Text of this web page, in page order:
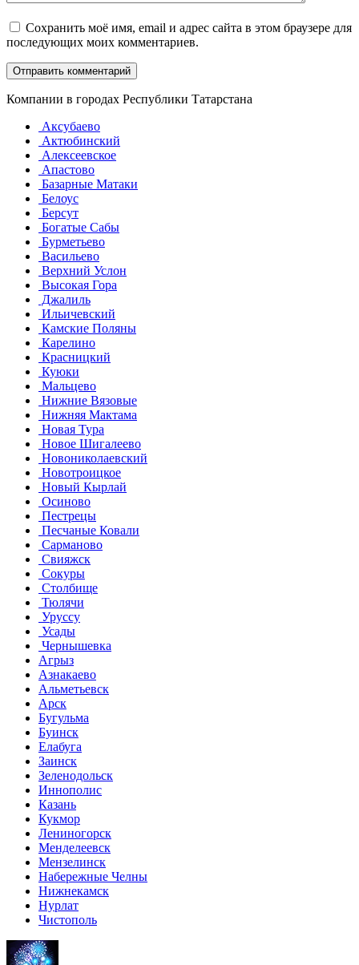
Сохранить моё имя, email и адрес сайта в этом браузере для
последующих моих комментариев.
Компании в городах Республики Татарстана
Аксубаево
Актюбинский
Алексеевское
Апастово
Базарные Матаки
Белоус
Берсут
Богатые Сабы
Бурметьево
Васильево
Верхний Услон
Высокая Гора
Джалиль
Ильичевский
Камские Поляны
Карелино
Красницкий
Куюки
Мальцево
Нижние Вязовые
Нижняя Мактама
Новая Тура
Новое Шигалеево
Новониколаевский
Новотроицкое
Новый Кырлай
Осиново
Пестрецы
Песчаные Ковали
Сарманово
Свияжск
Сокуры
Столбище
Тюлячи
Уруссу
Усады
Чернышевка
Агрыз
Азнакаево
Альметьевск
Арск
Бугульма
Буинск
Елабуга
Заинск
Зеленодольск
Иннополис
Казань
Кукмор
Лениногорск
Менделеевск
Мензелинск
Набережные Челны
Нижнекамск
Нурлат
Чистополь